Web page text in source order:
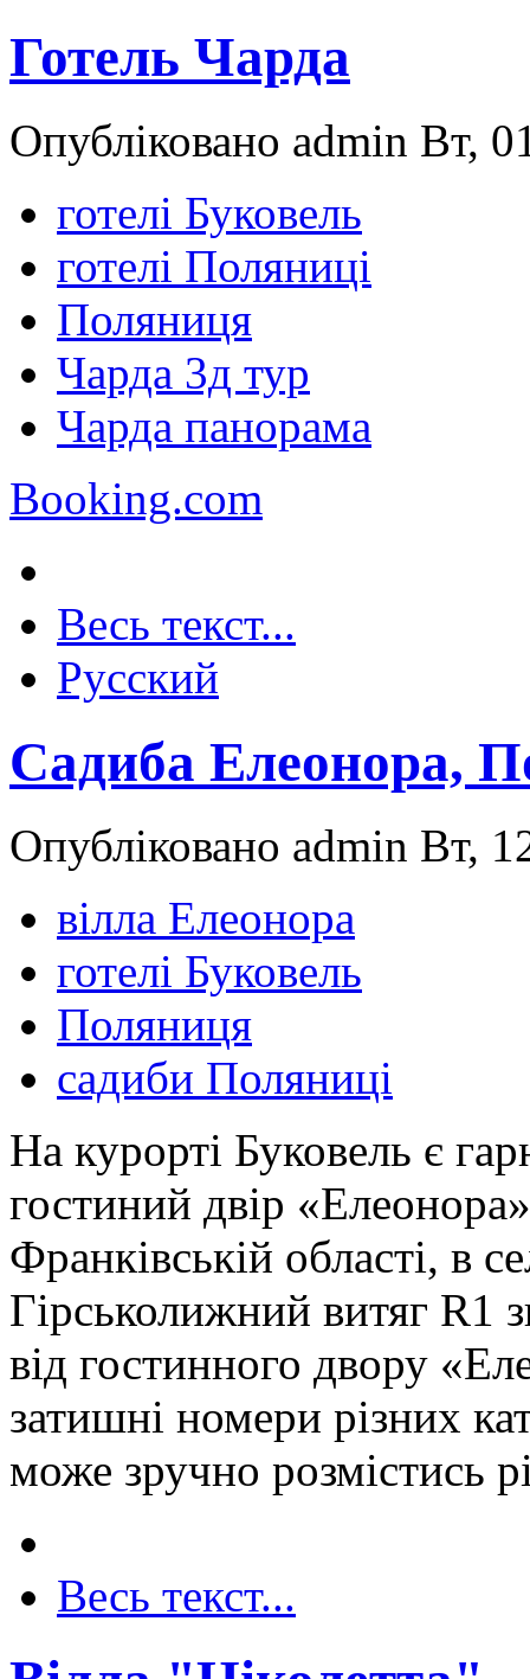
Готель Чарда
Опубліковано admin Вт,
готелі Буковель
готелі Поляниці
Поляниця
Чарда 3д тур
Чарда панорама
Booking.com
Весь текст...
Русский
Садиба Елеонора,
Опубліковано admin Вт,
вілла Елеонора
готелі Буковель
Поляниця
садиби Поляниці
На курорті Буковель є
гостиний двір
Франківській області, в
Гірськолижний витяг R1
від гостинного двору
затишні номери різних
може зручно розмістись
Весь текст...